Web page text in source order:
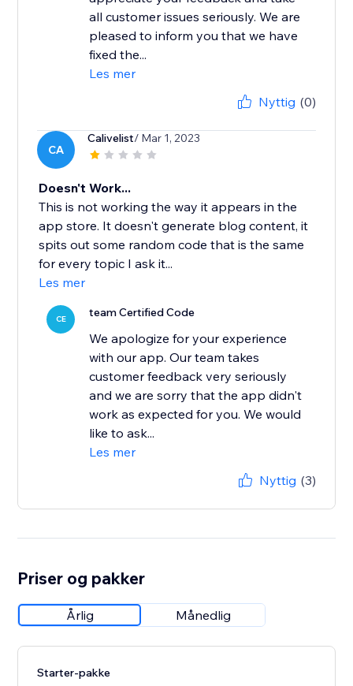
all customer issues seriously. We are
pleased to inform you that we have
fixed the...
Les mer
Nyttig (0)
CA
Calivelist/ Mar 1, 2023
Doesn't Work...
This is not working the way it appears in the
app store. It doesn't generate blog content, it
spits out some random code that is the same
for every topic I ask it...
Les mer
CE team Certified Code
We apologize for your experience
with our app. Our team takes
customer feedback very seriously
and we are sorry that the app didn't
work as expected for you. We would
like to ask...
Les mer
Nyttig (3)
Priser og pakker
Årlig Månedlig
Starter-pakke